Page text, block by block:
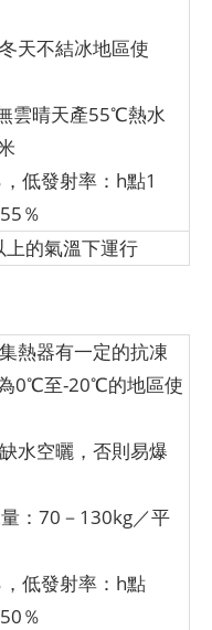
天不結冰地區使
雲晴天產55℃熱水
低發射率：h點1
％
的氣溫下運行
熱器有一定的抗凍
0℃至-20℃的地區使
水空曬，否則易爆
：70－130kg／平
低發射率：h點
％